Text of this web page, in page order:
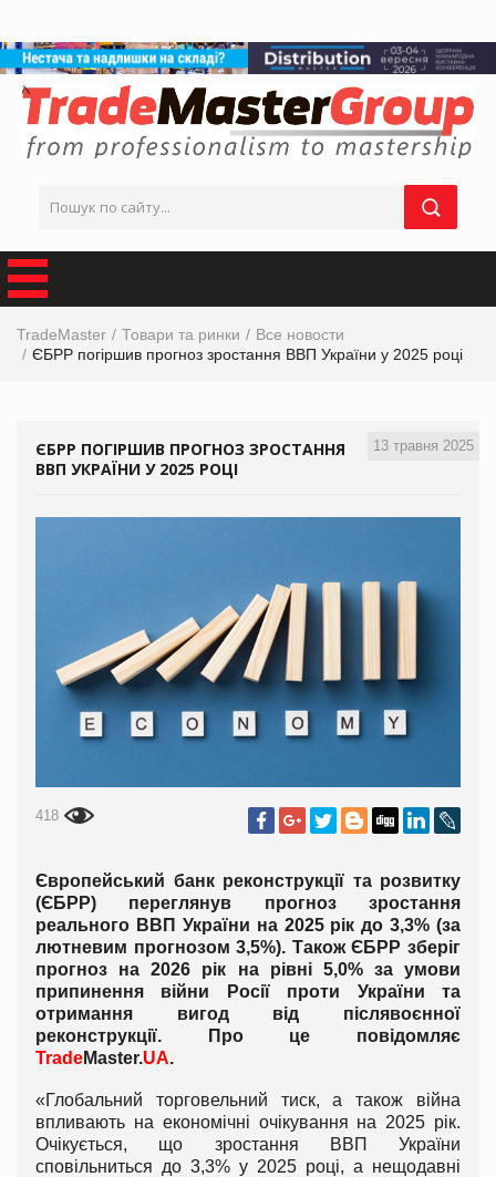
TradeMaster Товари та ринки
Все новости
ЄБРР погіршив прогноз зростання ВВП України у 2025 році
13 травня 2025
ЄБРР ПОГІРШИВ ПРОГНОЗ ЗРОСТАННЯ
ВВП УКРАЇНИ У 2025 РОЦІ
418
Європейський банк реконструкції та розвитку
(ЄБРР) переглянув прогноз зростання
реального ВВП України на 2025 рік до 3,3% (за
лютневим прогнозом 3,5%). Також ЄБРР зберіг
прогноз на 2026 рік на рівні 5,0% за умови
припинення війни Росії проти України та
отримання вигод від післявоєнної
реконструкції. Про це повідомляє
TradeMaster.UA.
«Глобальний торговельний тиск, а також війна
впливають на економічні очікування на 2025 рік.
Очікується, що зростання ВВП України
сповільниться до 3,3% у 2025 році, а нещодавні